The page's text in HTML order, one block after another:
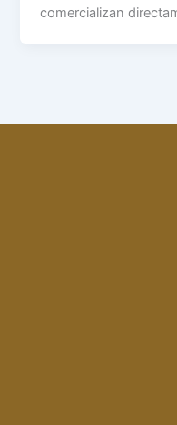
comercializan